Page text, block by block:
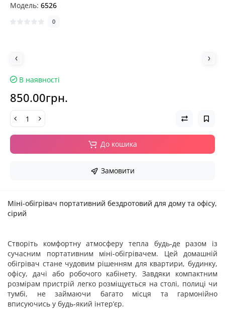
Модель: 6526
0
В наявності
850.00грн.
До кошика
Замовити
Міні-обігрівач портативний бездротовий для дому та офісу,
сірий
Створіть комфортну атмосферу тепла будь-де разом із
сучасним портативним міні-обігрівачем. Цей домашній
обігрівач стане чудовим рішенням для квартири, будинку,
офісу, дачі або робочого кабінету. Завдяки компактним
розмірам пристрій легко розміщується на столі, полиці чи
тумбі, не займаючи багато місця та гармонійно
вписуючись у будь-який інтер’єр.